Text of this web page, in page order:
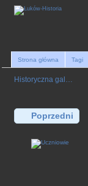
Strona główna Tagi
Historyczna gal…
Poprzedni